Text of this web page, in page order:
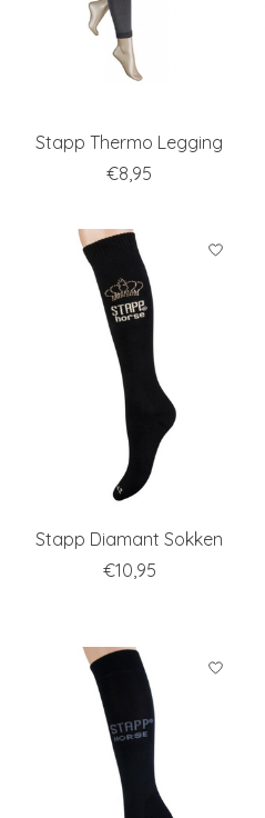
Stapp Thermo Legging
€8,95
Stapp Diamant Sokken
€10,95